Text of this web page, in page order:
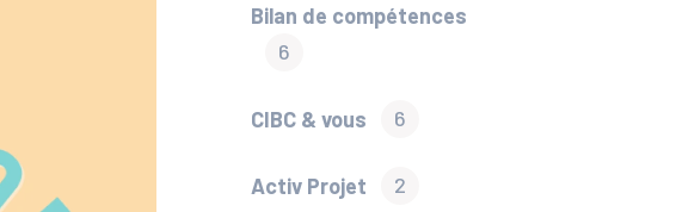
Bilan de compétences
6
CIBC & vous 6
Activ Projet 2